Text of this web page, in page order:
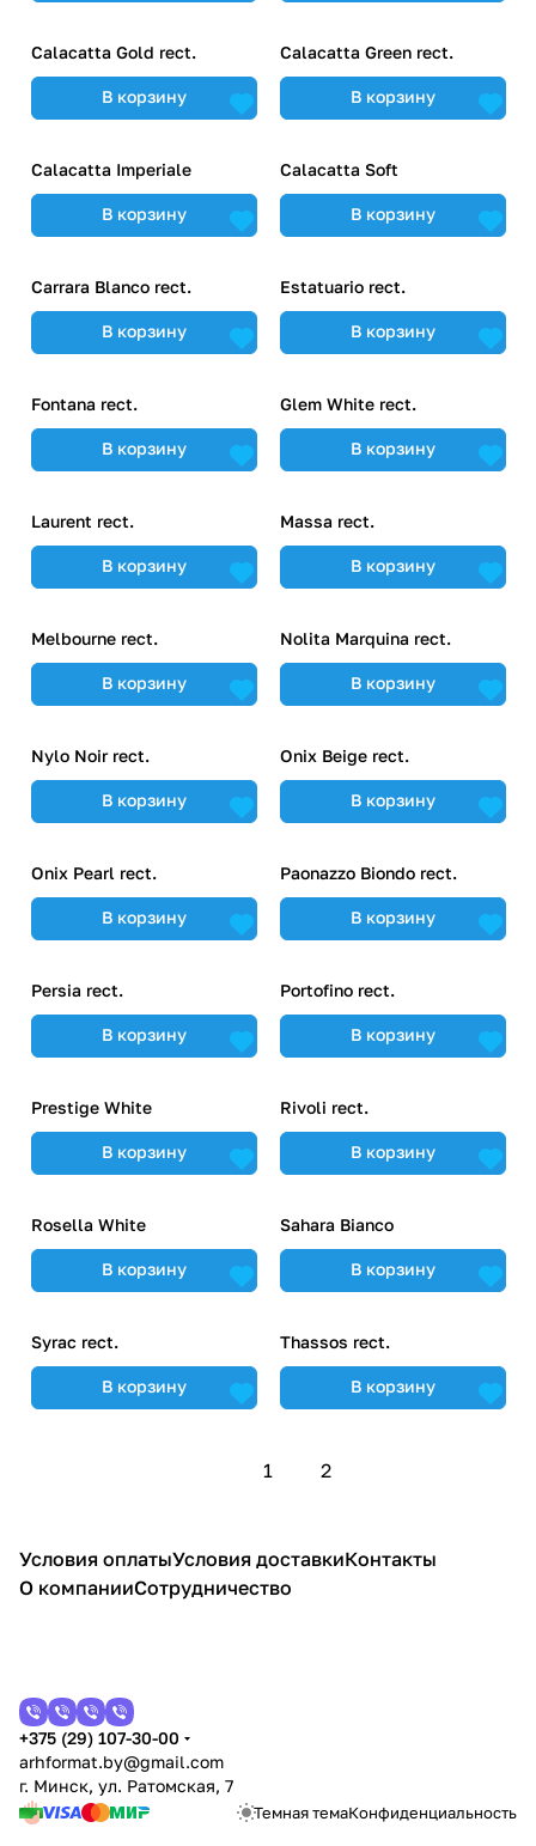
Calacatta Gold rect.
В корзину
Calacatta Green rect.
В корзину
Calacatta Imperiale
В корзину
Calacatta Soft
В корзину
Carrara Blanco rect.
В корзину
Estatuario rect.
В корзину
Fontana rect.
В корзину
Glem White rect.
В корзину
Laurent rect.
В корзину
Massa rect.
В корзину
Melbourne rect.
В корзину
Nolita Marquina rect.
В корзину
Nylo Noir rect.
В корзину
Onix Beige rect.
В корзину
Onix Pearl rect.
В корзину
Paonazzo Biondo rect.
В корзину
Persia rect.
В корзину
Portofino rect.
В корзину
Prestige White
В корзину
Rivoli rect.
В корзину
Rosella White
В корзину
Sahara Bianco
В корзину
Syrac rect.
В корзину
Thassos rect.
В корзину
1 2
Условия оплатыУсловия доставкиКонтакты
О компанииСотрудничество
+375 (29) 107-30-00
arhformat.by@gmail.com
г. Минск, ул. Ратомская, 7
Темная темаКонфиденциальность